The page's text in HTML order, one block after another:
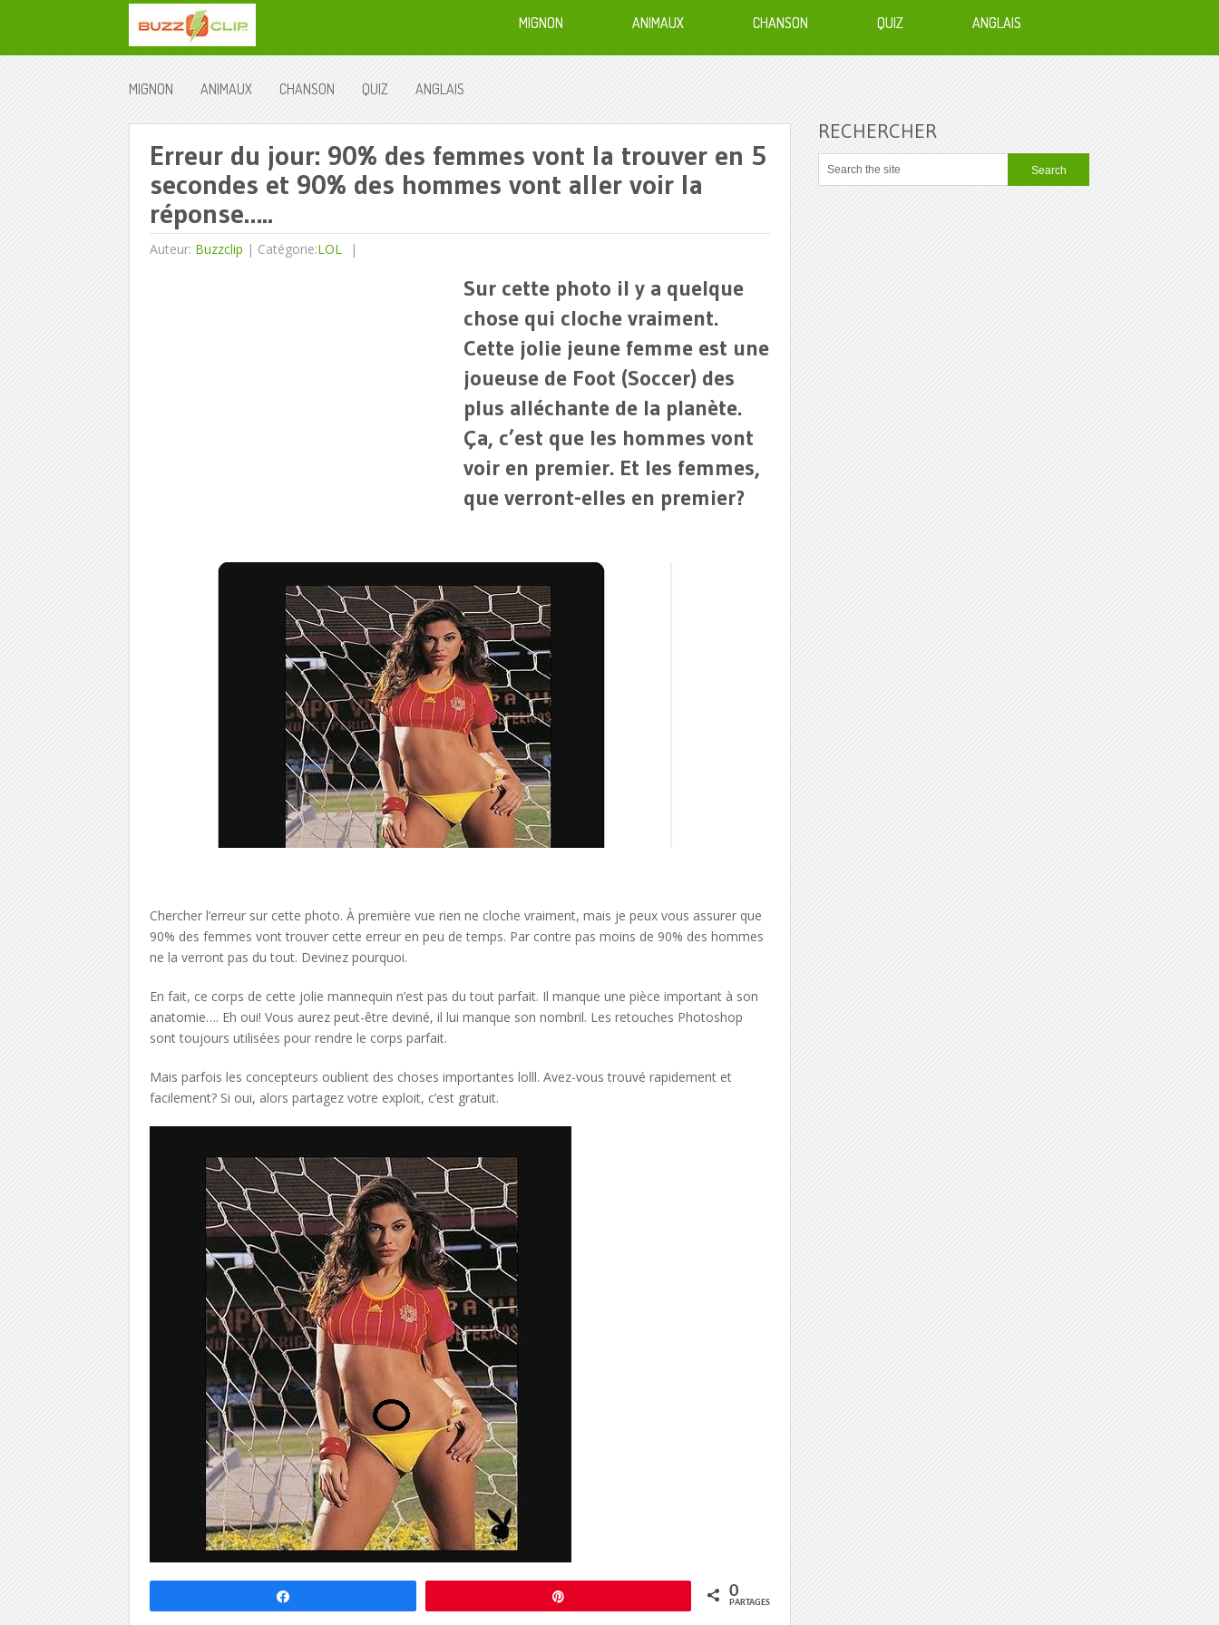
MIGNON ANIMAUX CHANSON QUIZ ANGLAIS
MIGNON ANIMAUX CHANSON QUIZ ANGLAIS
Erreur du jour: 90% des femmes vont la trouver en 5
secondes et 90% des hommes vont aller voir la
réponse…..
Auteur: Buzzclip | Catégorie:LOL
Sur cette photo il y a quelque
chose qui cloche vraiment.
Cette jolie jeune femme est une
joueuse de Foot (Soccer) des
plus alléchante de la planète.
Ça, c’est que les hommes vont
voir en premier. Et les femmes,
que verront-elles en premier?
Chercher l’erreur sur cette photo. À première vue rien ne cloche vraiment, mais je peux vous assurer que
90% des femmes vont trouver cette erreur en peu de temps. Par contre pas moins de 90% des hommes
ne la verront pas du tout. Devinez pourquoi.
En fait, ce corps de cette jolie mannequin n’est pas du tout parfait. Il manque une pièce important à son
anatomie…. Eh oui! Vous aurez peut-être deviné, il lui manque son nombril. Les retouches Photoshop
sont toujours utilisées pour rendre le corps parfait.
Mais parfois les concepteurs oublient des choses importantes lolll. Avez-vous trouvé rapidement et
facilement? Si oui, alors partagez votre exploit, c’est gratuit.
0
PARTAGES
RECHERCHER